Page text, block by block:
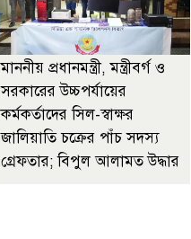
মাননীয় প্রধানমন্ত্রী, মন্ত্রীবর্গ ও
সরকারের উচ্চপর্যায়ের
কর্মকর্তাদের সিল-স্বাক্ষর
জালিয়াতি চক্রের পাঁচ সদস্য
গ্রেফতার; বিপুল আলামত উদ্ধার